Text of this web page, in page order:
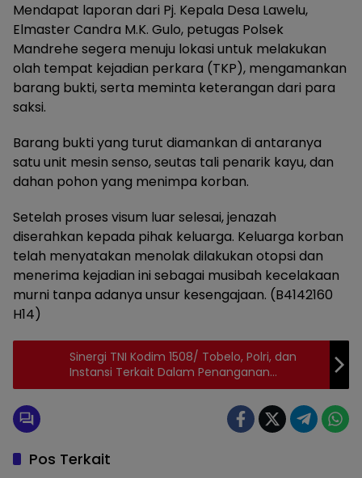
Mendapat laporan dari Pj. Kepala Desa Lawelu,
Elmaster Candra M.K. Gulo, petugas Polsek
Mandrehe segera menuju lokasi untuk melakukan
olah tempat kejadian perkara (TKP), mengamankan
barang bukti, serta meminta keterangan dari para
saksi.
Barang bukti yang turut diamankan di antaranya
satu unit mesin senso, seutas tali penarik kayu, dan
dahan pohon yang menimpa korban.
Setelah proses visum luar selesai, jenazah
diserahkan kepada pihak keluarga. Keluarga korban
telah menyatakan menolak dilakukan otopsi dan
menerima kejadian ini sebagai musibah kecelakaan
murni tanpa adanya unsur kesengajaan. (B4142160
H14)
Sinergi TNI Kodim 1508/ Tobelo, Polri, dan
Instansi Terkait Dalam Penanganan
Kebakaran di Pasar Rawajaya Maluku Utara
Pos Terkait